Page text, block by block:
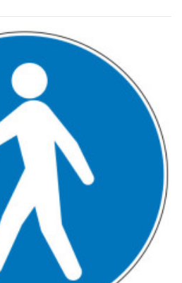
à partir de 0,45 €
stock. Le tableau complet
distance de lecture est
des pictogrammes ISO
de danger ISO 7010